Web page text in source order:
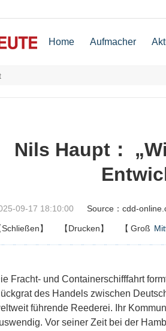
Home Aufmacher
Nils Haupt：
09-17 18:10:00 Source：cdd-
Schließen】 【Drucken】 【 Groß
Fracht- und Containerschifffahrt
des Handels zwischen
führende Reederei. Ihr
Vor seiner Zeit bei der